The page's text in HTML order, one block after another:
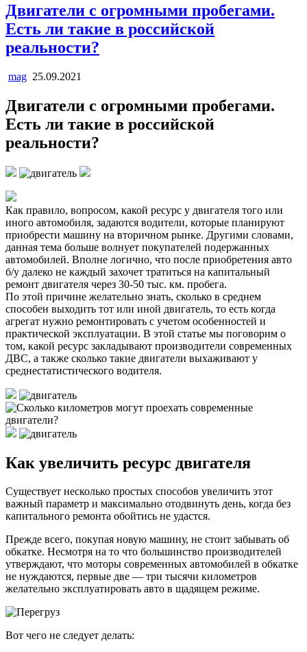
Двигатели с огромными пробегами.
Есть ли такие в российской
реальности?
mag 25.09.2021
Двигатели с огромными пробегами.
Есть ли такие в российской
реальности?
Как правило, вопросом, какой ресурс у двигателя того или
иного автомобиля, задаются водители, которые планируют
приобрести машину на вторичном рынке. Другими словами,
данная тема больше волнует покупателей подержанных
автомобилей. Вполне логично, что после приобретения авто
б/у далеко не каждый захочет тратиться на капитальный
ремонт двигателя через 30-50 тыс. км. пробега.
По этой причине желательно знать, сколько в среднем
способен выходить тот или иной двигатель, то есть когда
агрегат нужно ремонтировать с учетом особенностей и
практической эксплуатации. В этой статье мы поговорим о
том, какой ресурс закладывают производители современных
ДВС, а также сколько такие двигатели выхаживают у
среднестатистического водителя.
Как увеличить ресурс двигателя
Существует несколько простых способов увеличить этот
важный параметр и максимально отодвинуть день, когда без
капитального ремонта обойтись не удастся.
Прежде всего, покупая новую машину, не стоит забывать об
обкатке. Несмотря на то что большинство производителей
утверждают, что моторы современных автомобилей в обкатке
не нуждаются, первые две — три тысячи километров
желательно эксплуатировать авто в щадящем режиме.
Вот чего не следует делать: